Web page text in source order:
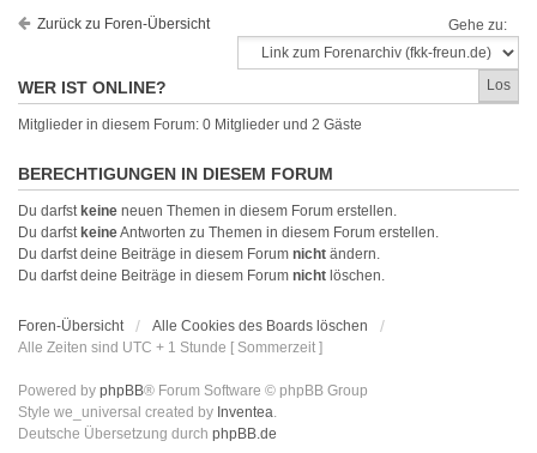
Zurück zu Foren-Übersicht Gehe zu:
WER IST ONLINE?
Mitglieder in diesem Forum: 0 Mitglieder und 2 Gäste
BERECHTIGUNGEN IN DIESEM FORUM
Du darfst keine neuen Themen in diesem Forum erstellen.
Du darfst keineAntworten zu Themen in diesem Forum erstellen.
Du darfst deine Beiträge in diesem Forum nicht ändern.
Du darfst deine Beiträge in diesem Forum nicht löschen.
Foren-Übersicht
Alle Cookies des Boards löschen
Alle Zeiten sind UTC + 1 Stunde [ Sommerzeit ]
Powered by phpBB® Forum Software © phpBB Group
Style we_universal created by Inventea.
Deutsche Übersetzung durch phpBB.de